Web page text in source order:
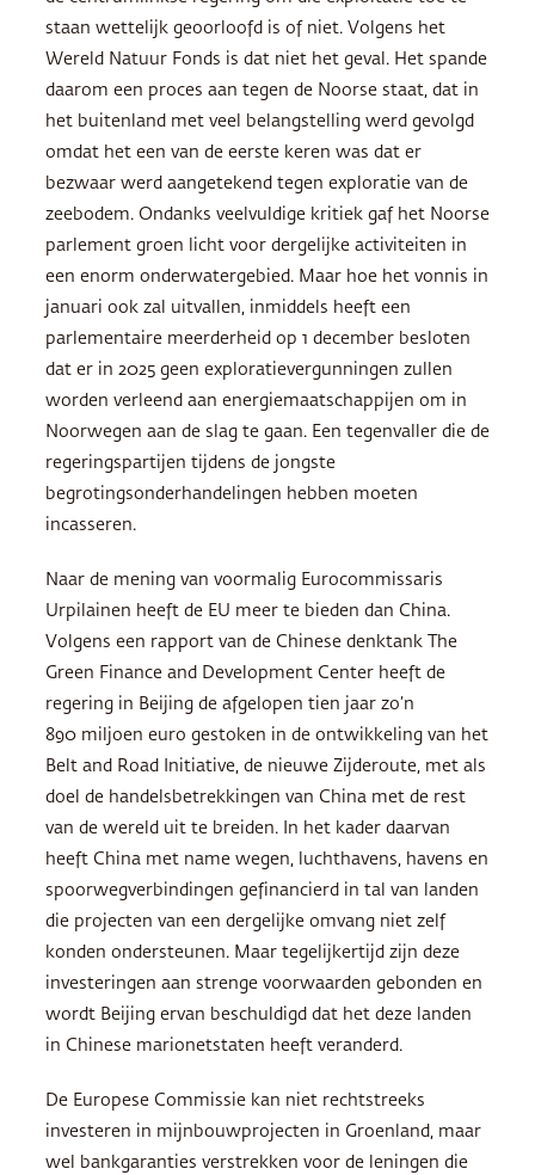
staan wettelijk geoorloofd is of niet. Volgens het
Wereld Natuur Fonds is dat niet het geval. Het spande
daarom een proces aan tegen de Noorse staat, dat in
het buitenland met veel belangstelling werd gevolgd
omdat het een van de eerste keren was dat er
bezwaar werd aangetekend tegen exploratie van de
zeebodem. Ondanks veelvuldige kritiek gaf het Noorse
parlement groen licht voor dergelijke activiteiten in
een enorm onderwatergebied. Maar hoe het vonnis in
januari ook zal uitvallen, inmiddels heeft een
parlementaire meerderheid op 1 december besloten
dat er in 2025 geen exploratievergunningen zullen
worden verleend aan energiemaatschappijen om in
Noorwegen aan de slag te gaan. Een tegenvaller die de
regeringspartijen tijdens de jongste
begrotingsonderhandelingen hebben moeten
incasseren.
Naar de mening van voormalig Eurocommissaris
Urpilainen heeft de EU meer te bieden dan China.
Volgens een rapport van de Chinese denktank The
Green Finance and Development Center heeft de
regering in Beijing de afgelopen tien jaar zo’n
890 miljoen euro gestoken in de ontwikkeling van het
Belt and Road Initiative, de nieuwe Zijderoute, met als
doel de handelsbetrekkingen van China met de rest
van de wereld uit te breiden. In het kader daarvan
heeft China met name wegen, luchthavens, havens en
spoorwegverbindingen gefinancierd in tal van landen
die projecten van een dergelijke omvang niet zelf
konden ondersteunen. Maar tegelijkertijd zijn deze
investeringen aan strenge voorwaarden gebonden en
wordt Beijing ervan beschuldigd dat het deze landen
in Chinese marionetstaten heeft veranderd.
De Europese Commissie kan niet rechtstreeks
investeren in mijnbouwprojecten in Groenland, maar
wel bankgaranties verstrekken voor de leningen die